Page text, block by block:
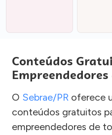
Conteúdos
O Sebrae/PR oferece
conteúdos gratuitos
empreendedores de